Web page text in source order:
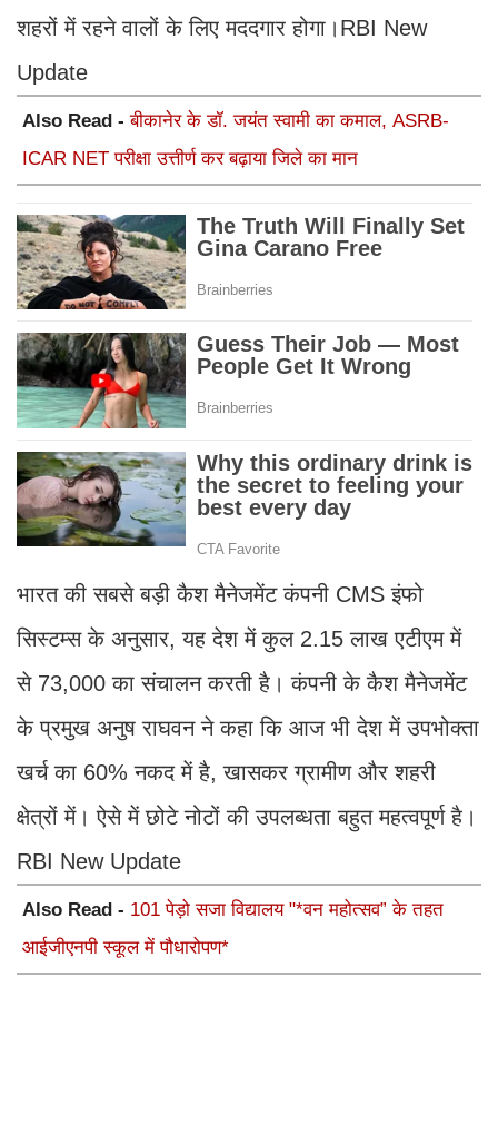
शहरों में रहने वालों के लिए मददगार होगा।RBI New
Update
Also Read -बीकानेर के डॉ. जयंत स्वामी का कमाल, ASRB-
ICAR NET परीक्षा उत्तीर्ण कर बढ़ाया जिले का मान
भारत की सबसे बड़ी कैश मैनेजमेंट कंपनी CMS इंफो
सिस्टम्स के अनुसार, यह देश में कुल 2.15 लाख एटीएम में
से 73,000 का संचालन करती है। कंपनी के कैश मैनेजमेंट
के प्रमुख अनुष राघवन ने कहा कि आज भी देश में उपभोक्ता
खर्च का 60% नकद में है, खासकर ग्रामीण और शहरी
क्षेत्रों में। ऐसे में छोटे नोटों की उपलब्धता बहुत महत्वपूर्ण है।
RBI New Update
Also Read - 101 पेड़ो सजा विद्यालय "*वन महोत्सव” के तहत
आईजीएनपी स्कूल में पौधारोपण*